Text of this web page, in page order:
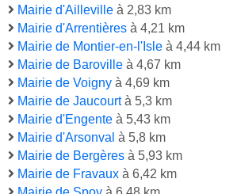
Mairie d'Ailleville à 2,83 km
Mairie d'Arrentières à 4,21 km
Mairie de Montier-en-l'Isle à 4,44 km
Mairie de Baroville à 4,67 km
Mairie de Voigny à 4,69 km
Mairie de Jaucourtà 5,3 km
Mairie d'Engente à 5,43 km
Mairie d'Arsonval à 5,8 km
Mairie de Bergères à 5,93 km
Mairie de Fravaux à 6,42 km